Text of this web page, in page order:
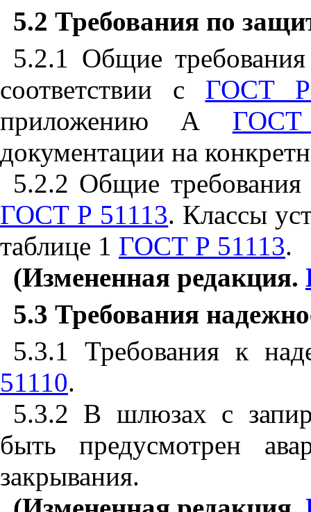
5.2 Требования по
5.2.1 Общие
соответствии с ГОСТ Р
приложению А
документации на
5.2.2 Общие
ГОСТ Р 51113. Классы
таблице 1 ГОСТ Р 51113.
(Измененная редакция.
5.3 Требования
5.3.1 Требования к
51110.
5.3.2 В шлюзах с
быть предусмотрен
закрывания.